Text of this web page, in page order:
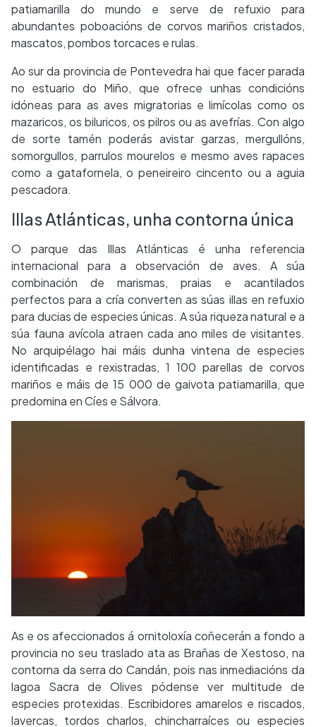
patiamarilla do mundo e serve de refuxio para
abundantes poboacións de corvos mariños cristados,
mascatos, pombos torcaces e rulas.
Ao sur da provincia de Pontevedra hai que facer parada
no estuario do Miño, que ofrece unhas condicións
idóneas para as aves migratorias e limícolas como os
mazaricos, os biluricos, os pilros ou as avefrías. Con algo
de sorte tamén poderás avistar garzas, mergullóns,
somorgullos, parrulos mourelos e mesmo aves rapaces
como a gatafornela, o peneireiro cincento ou a aguia
pescadora.
Illas Atlánticas, unha contorna única
O parque das Illas Atlánticas é unha referencia
internacional para a observación de aves. A súa
combinación de marismas, praias e acantilados
perfectos para a cría converten as súas illas en refuxio
para ducias de especies únicas. A súa riqueza natural e a
súa fauna avícola atraen cada ano miles de visitantes.
No arquipélago hai máis dunha vintena de especies
identificadas e rexistradas, 1 100 parellas de corvos
mariños e máis de 15 000 de gaivota patiamarilla, que
predomina en Cíes e Sálvora.
As e os afeccionados á ornitoloxía coñecerán a fondo a
provincia no seu traslado ata as Brañas de Xestoso, na
contorna da serra do Candán, pois nas inmediacións da
lagoa Sacra de Olives pódense ver multitude de
especies protexidas. Escribidores amarelos e riscados,
lavercas, tordos charlos, chincharraíces ou especies